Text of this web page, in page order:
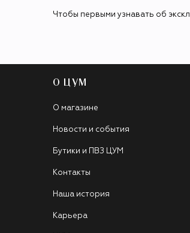
Чтобы первыми узнавать об
О ЦУМ
О магазине
Новости и события
Бутики и ПВЗ ЦУМ
Контакты
Наша история
Карьера